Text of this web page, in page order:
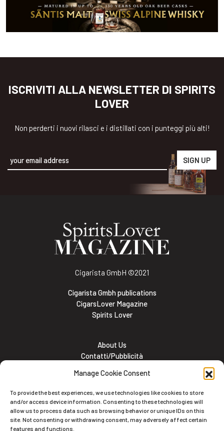
Manage Cookie Consent
To provide the best experiences, we use technologies like cookies to store
and/or access device information. Consenting to these technologies will
allow us to process data such as browsing behavior or unique IDs on this
site. Not consenting or withdrawing consent, may adversely affect certain
features and functions.
ISCRIVITI ALLA NEWSLETTER DI SPIRITS
LOVER
Non perderti i nuovi rilasci e i distillati con i punteggi più alti!
Cigarista GmbH ©2021
Cigarista Gmbh publications
CigarsLover Magazine
Spirits Lover
About Us
Contatti/Pubblicità
Meet the team
Lavora con noi
Cookie and Privacy policy